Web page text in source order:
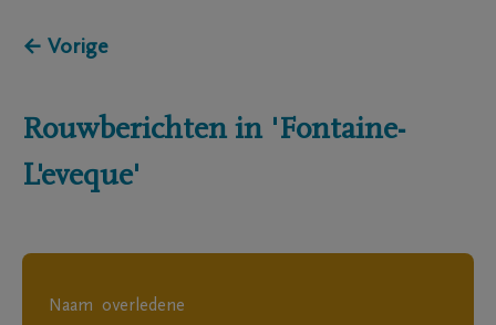
← Vorige
Rouwberichten in 'Fontaine-
L'eveque'